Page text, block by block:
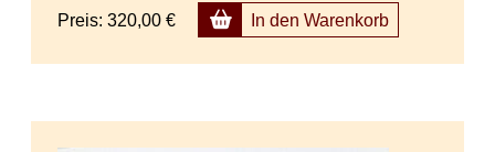
Preis: 320,00 € In den Warenkorb